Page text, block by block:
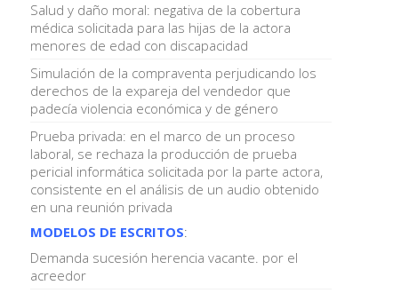
Salud y daño moral: negativa de la cobertura
médica solicitada para las hijas de la actora
menores de edad con discapacidad
Simulación de la compraventa perjudicando los
derechos de la expareja del vendedor que
padecía violencia económica y de género
Prueba privada: en el marco de un proceso
laboral, se rechaza la producción de prueba
pericial informática solicitada por la parte actora,
consistente en el análisis de un audio obtenido
en una reunión privada
MODELOS DE ESCRITOS:
Demanda sucesión herencia vacante. por el
acreedor